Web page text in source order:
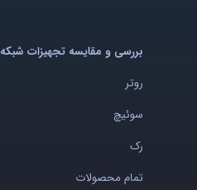
بررسی و مقایسه تجهیزات شبکه
روتر
سوئیچ
رک
تمام محصولات